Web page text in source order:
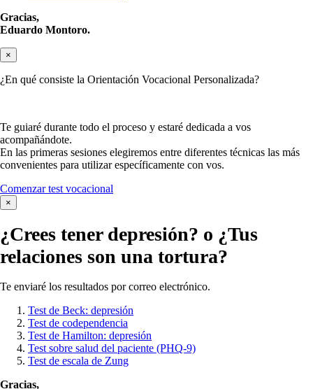
Gracias,
Eduardo Montoro.
×
¿En qué consiste la Orientación Vocacional Personalizada?
Te guiaré durante todo el proceso y estaré dedicada a vos
acompañándote.
En las primeras sesiones elegiremos entre diferentes técnicas las más
convenientes para utilizar específicamente con vos.
Comenzar test vocacional
×
¿Crees tener depresión? o ¿Tus
relaciones son una tortura?
Te enviaré los resultados por correo electrónico.
Test de Beck: depresión
Test de codependencia
Test de Hamilton: depresión
Test sobre salud del paciente (PHQ-9)
Test de escala de Zung
Gracias,